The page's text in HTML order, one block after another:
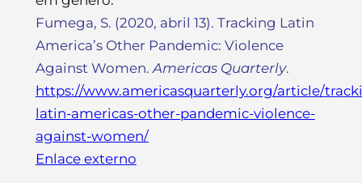
Fumega, S. (2020, abril 13). Tracking Latin
America’s Other Pandemic: Violence
Against Women.Americas Quarterly.
https://www.americasquarterly.org/article/
latin-americas-other-pandemic-violence-
against-women/
Enlace externo